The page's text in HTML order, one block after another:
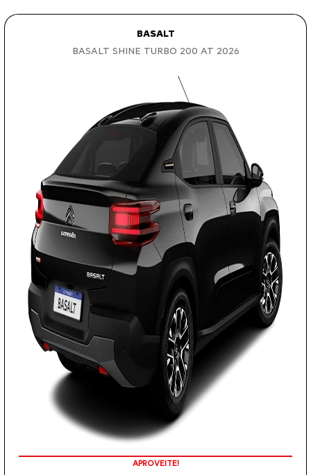
BASALT
BASALT SHINE TURBO 200 AT 2026
COM SEU USADO NA TROCA